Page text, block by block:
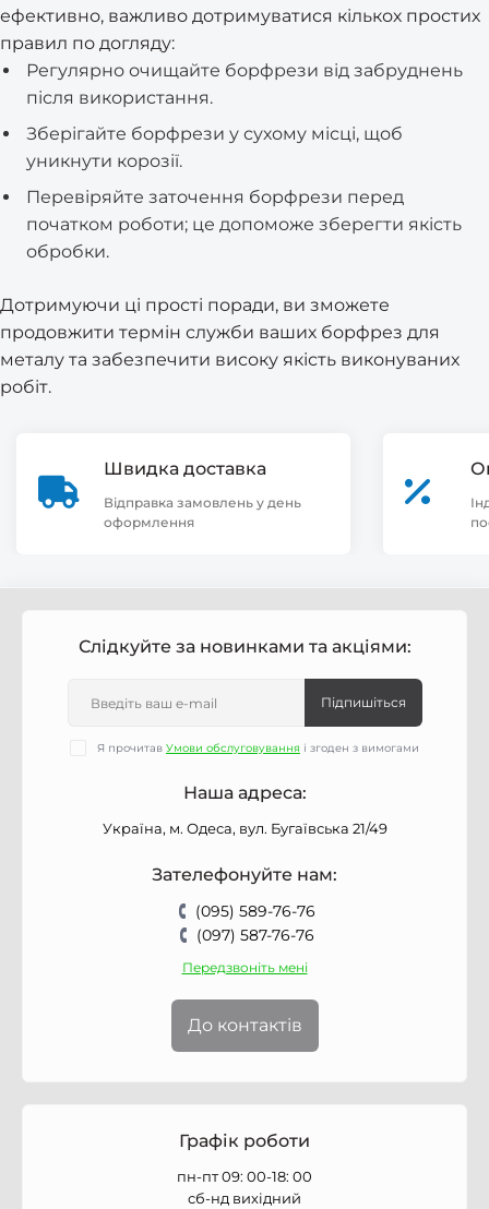
ефективно, важливо дотримуватися кількох простих
правил по догляду:
Регулярно очищайте борфрези від забруднень
після використання.
Зберігайте борфрези у сухому місці, щоб
уникнути корозії.
Перевіряйте заточення борфрези перед
початком роботи; це допоможе зберегти якість
обробки.
Дотримуючи ці прості поради, ви зможете
продовжити термін служби ваших борфрез для
металу та забезпечити високу якість виконуваних
робіт.
Швидка доставка
Відправка замовлень у день
оформлення
Слідкуйте за новинками та акціями:
Підпишіться
Я прочитав Умови обслуговування і згоден з вимогами
Наша адреса:
Україна, м. Одеса, вул. Бугаївська 21/49
Зателефонуйте нам:
(095) 589-76-76
(097) 587-76-76
Передзвоніть мені
До контактів
Графік роботи
пн-пт 09: 00-18: 00
сб-нд вихідний